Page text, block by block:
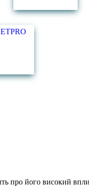
про його високий